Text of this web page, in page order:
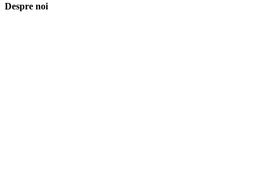
Despre noi